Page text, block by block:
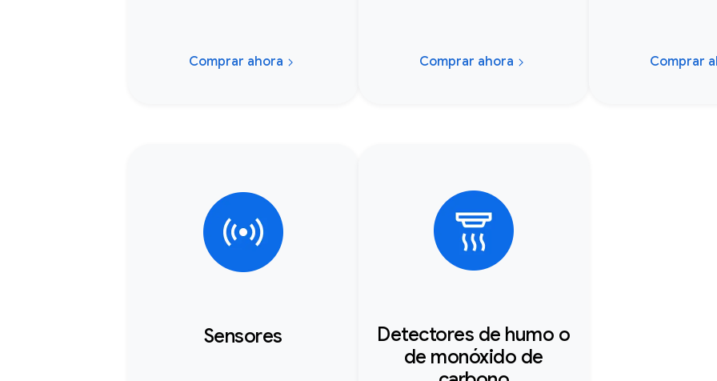
Comprar ahora Comprar ahora Comprar
Sensores
Detectores de humo o
de monóxido de